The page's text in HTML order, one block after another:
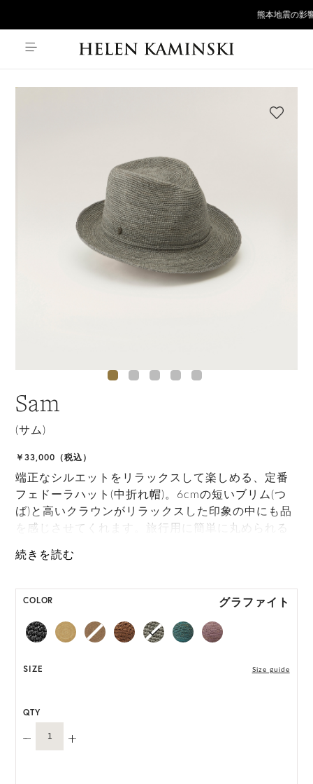
熊本地震の影
Sam
(サム)
￥33,000（税込）
端正なシルエットをリラックスして楽しめる、定番
フェドーラハット(中折れ帽)。6cmの短いブリム(つ
ば)と高いクラウンがリラックスした印象の中にも品
を感じさせてくれます。旅行用に簡単に丸められる
ムです。
M, L, XL展開の商品:M 57.5cm, L59.5cm, XL
ONE SIZE展開の商品:ONE SIZE 59.5cm
HAT BOX(有償 GIFT BOX）対象商品
COLOR グラファイト
SIZE Size guide
QTY